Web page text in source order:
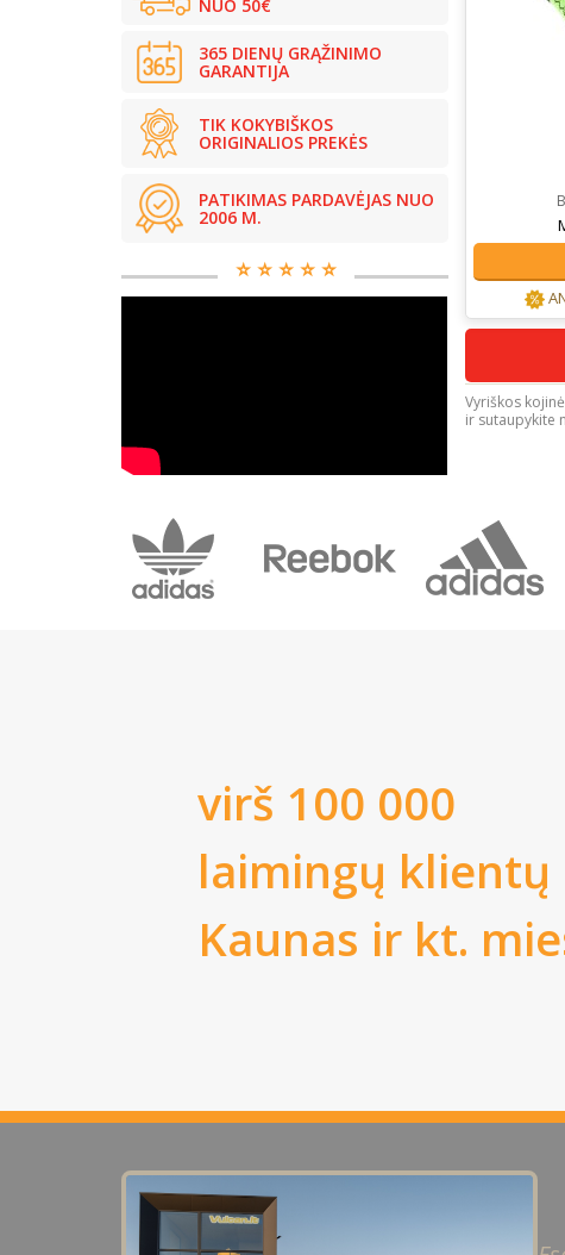
NUO 50€
365 DIENŲ GRĄŽINIMO
GARANTIJA
TIK KOKYBIŠKOS
ORIGINALIOS PREKĖS
PATIKIMAS PARDAVĖJAS NUO
2006 M.
⭐️ ⭐️ ⭐️ ⭐️ ⭐️
Vyriškos
ir sutaupykite
virš 100 000
laimingų klientų
Kaunas ir kt.